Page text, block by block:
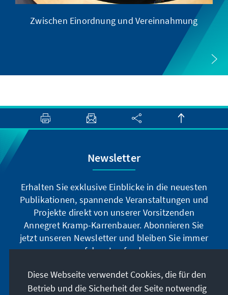
Zwischen Einordnung und Vereinnahmung
Newsletter
Erhalten Sie exklusive Einblicke in die neuesten
Publikationen, spannende Veranstaltungen und
Projekte direkt von unserer Vorsitzenden
Annegret Kramp-Karrenbauer. Abonnieren Sie
jetzt unseren Newsletter und bleiben Sie immer
auf dem Laufenden.
Jetzt abonnieren
Diese Webseite verwendet Cookies, die für den
Betrieb und die Sicherheit der Seite notwendig